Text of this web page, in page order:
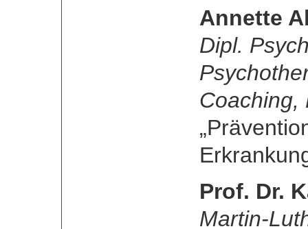
Annette
Dipl.
Coaching,
Prof. Dr.
Martin-